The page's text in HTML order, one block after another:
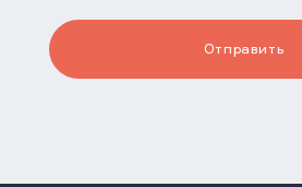
Отправить